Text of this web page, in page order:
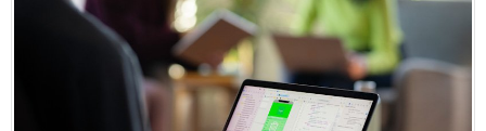
Medya
Reyting-tiraj